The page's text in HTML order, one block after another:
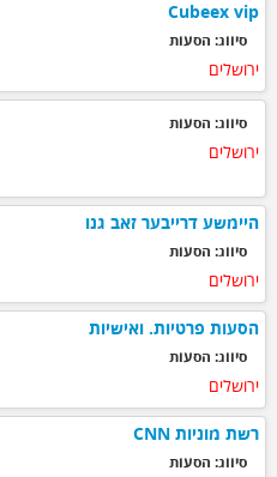
Cubeex vip
סיווג: הסעות
ירושלים
סיווג: הסעות
ירושלים
היימשע דרייבער זאב גנו
סיווג: הסעות
ירושלים
הסעות פרטיות. ואישיות
סיווג: הסעות
ירושלים
רשת מוניות CNN
סיווג: הסעות